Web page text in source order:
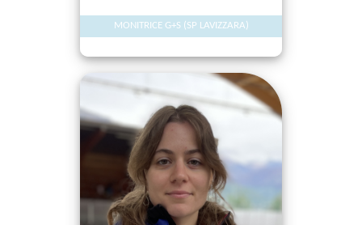
MONITRICE G+S (SP LAVIZZARA)